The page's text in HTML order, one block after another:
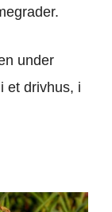
under
et drivhus, i